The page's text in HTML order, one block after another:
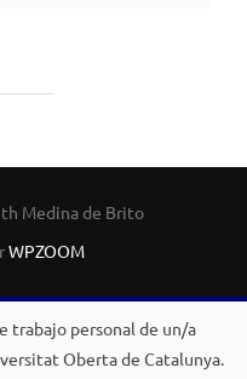
Medina de Brito
WPZOOM
trabajo personal de un/a
Oberta de Catalunya.